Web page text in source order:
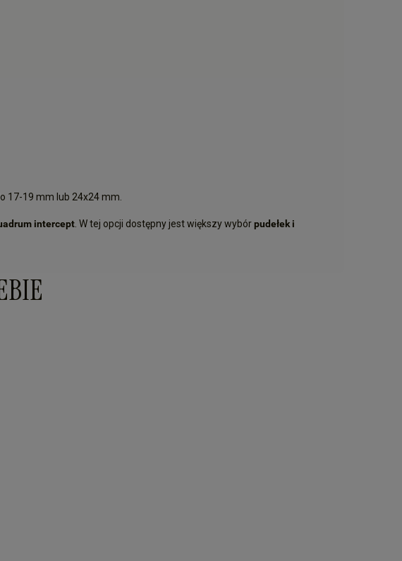
17-19 mm lub 24x24 mm.
intercept W tej opcji dostępny jest większy wybórpudełek i